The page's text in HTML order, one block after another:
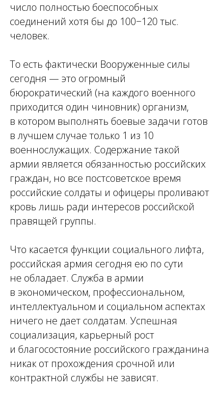
число полностью боеспособных
соединений хотя бы до 100−120 тыс.
человек.
То есть фактически Вооруженные силы
сегодня — это огромный
бюрократический (на каждого военного
приходится один чиновник) организм,
в котором выполнять боевые задачи готов
в лучшем случае только 1 из 10
военнослужащих. Содержание такой
армии является обязанностью российских
граждан, но все постсоветское время
российские солдаты и офицеры проливают
кровь лишь ради интересов российской
правящей группы.
Что касается функции социального лифта,
российская армия сегодня ею по сути
не обладает. Служба в армии
в экономическом, профессиональном,
интеллектуальном и социальном аспектах
ничего не дает солдатам. Успешная
социализация, карьерный рост
и благосостояние российского гражданина
никак от прохождения срочной или
контрактной службы не зависят.